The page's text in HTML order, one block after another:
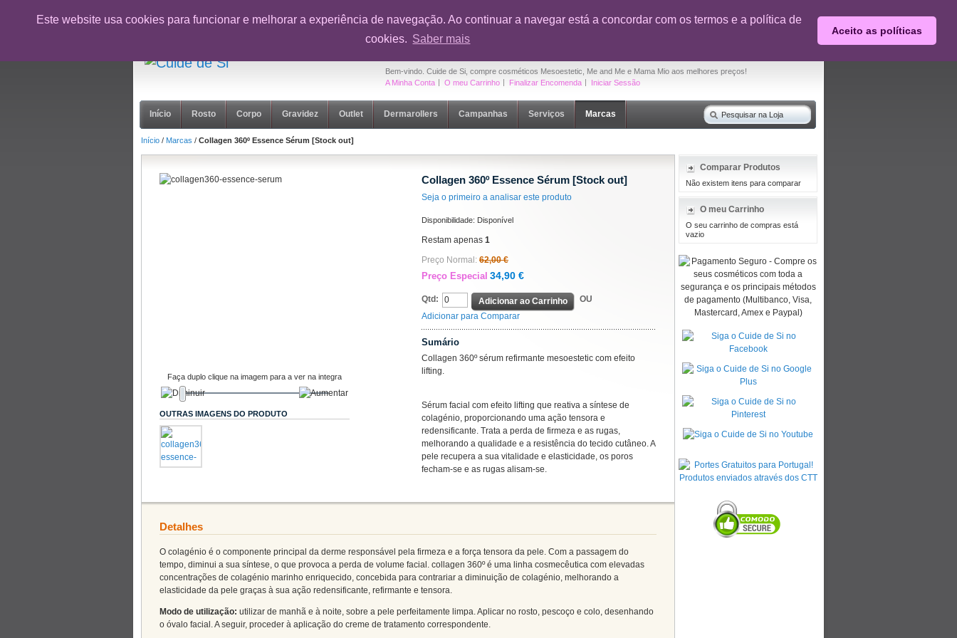
Este website usa cookies para funcionar e melhorar a experiência de navegação. Ao continuar a navegar está a concordar com os termos e a política de
cookies. Saber mais
Aceito as políticas
CUPÃO: NOVOCLIENTE26 - 10% desconto em toda a loja na sua primeira compra OUTLET Cuide de Si - Até 50% desconto em produtos selecionados
Bem-vindo. Cuide de Si, compre cosméticos Mesoestetic, Me and Me e Mama Mio aos melhores preços!
A Minha Conta
O meu Carrinho Finalizar Encomenda Iniciar Sessão
Início Rosto Corpo Gravidez Outlet Dermarollers Campanhas Serviços Marcas
Início / Marcas / Collagen 360º Essence Sérum [Stock out]
Collagen 360º Essence Sérum [Stock out]
Seja o primeiro a analisar este produto
Disponibilidade: Disponível
Restam apenas 1
Preço Normal: 62,00 €
Preço Especial 34,90 €
Qtd: Adicionar ao Carrinho
OU
Adicionar para Comparar
Sumário
Collagen 360º sérum refirmante mesoestetic com efeito
lifting.
Sérum facial com efeito lifting que reativa a síntese de
colagénio, proporcionando uma ação tensora e
redensificante. Trata a perda de firmeza e as rugas,
melhorando a qualidade e a resistência do tecido cutâneo. A
pele recupera a sua vitalidade e elasticidade, os poros
fecham-se e as rugas alisam-se.
Faça duplo clique na imagem para a ver na integra
OUTRAS IMAGENS DO PRODUTO
Detalhes
O colagénio é o componente principal da derme responsável pela firmeza e a força tensora da pele. Com a passagem do
tempo, diminui a sua síntese, o que provoca a perda de volume facial. collagen 360º é uma linha cosmecêutica com elevadas
concentrações de colagénio marinho enriquecido, concebida para contrariar a diminuição de colagénio, melhorando a
elasticidade da pele graças à sua ação redensificante, refirmante e tensora.
Modo de utilização: utilizar de manhã e à noite, sobre a pele perfeitamente limpa. Aplicar no rosto, pescoço e colo, desenhando
o óvalo facial. A seguir, proceder à aplicação do creme de tratamento correspondente.
Comparar Produtos
Não existem itens para comparar
O meu Carrinho
O seu carrinho de compras está
vazio